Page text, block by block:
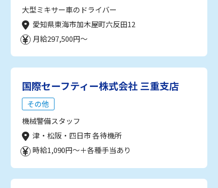
大型ミキサー車のドライバー
愛知県東海市加木屋町六反田12
月給297,500円～
国際セーフティー株式会社 三重支店
その他
機械警備スタッフ
津・松阪・四日市 各待機所
時給1,090円～＋各種手当あり